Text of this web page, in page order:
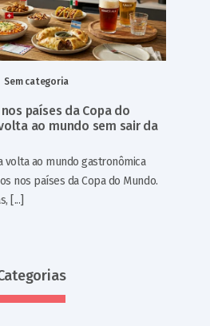
Sem categoria
países da Copa do
ao mundo sem sair da
volta ao mundo gastronômica
nos países da Copa do Mundo.
[...]